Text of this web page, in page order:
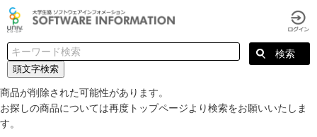
頭文字検索
商品が削除された可能性があります。
お探しの商品については再度トップページより検索をお願いいたしま
す。